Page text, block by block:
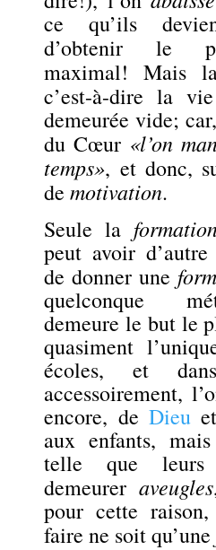
ce qu’ils
d’obtenir le
maximal! Mais
c’est-à-dire la
demeurée vide;
du Cœur «l’on
temps», et donc,
demotivation.
Seule la
peut avoir
de donner une
quelconque
demeure le but le
quasiment
écoles, et
accessoirement,
encore, de Dieuet
aux enfants,
telle que leurs
demeureraveugles
pour cette
faire ne soit qu’une